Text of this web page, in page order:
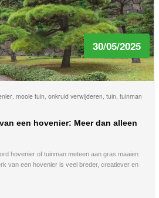
30/05/2025
mooie tuin onkruid verwijderen tuin tuinman
een hovenier: Meer dan alleen
hovenier of tuinman meteen aan gras maaien
van een hovenier is veel breder, creatiever en